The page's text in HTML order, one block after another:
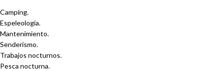
Camping.
Espeleología.
Mantenimiento.
Senderismo.
Trabajos nocturnos.
Pesca nocturna.